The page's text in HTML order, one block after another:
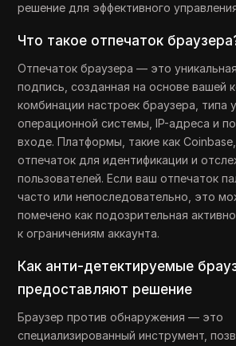
решение для эффективного
Что такое отпечаток
Отпечаток браузера — это
подпись, созданная на основе вашей
комбинации настроек браузера, типа
операционной системы, IP-адреса и
входе. Платформы, такие как
отпечаток для идентификации и
пользователей. Если ваш отпечаток
часто или непоследовательно, это
помечено как подозрительная
к ограничениям аккаунта.
Как анти-детектируемые
предоставляют решение
Браузер против обнаружения — это
специализированный инструмент,